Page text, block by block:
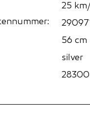
25
56 cm
silver